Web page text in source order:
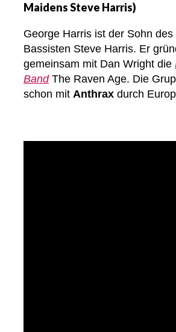
Maidens Steve Harris)
George Harris ist der Sohn
Bassisten Steve Harris. Er
gemeinsam mit Dan Wright die
BandThe Raven Age. Die
schon mit Anthrax durch